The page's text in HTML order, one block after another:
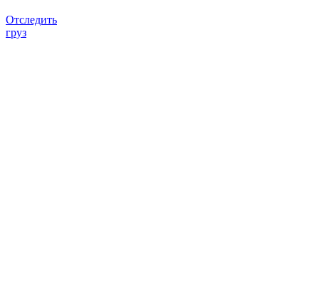
Отследить
груз